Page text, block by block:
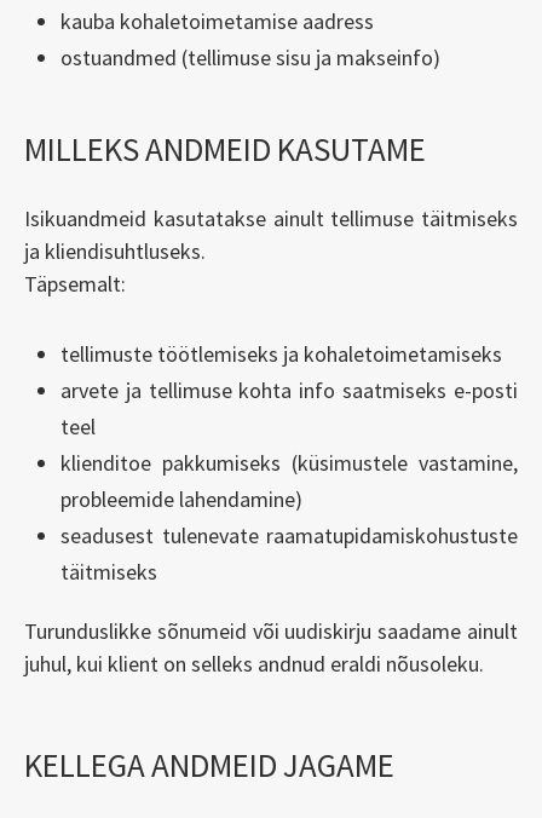
kauba kohaletoimetamise aadress
ostuandmed (tellimuse sisu ja makseinfo)
MILLEKS ANDMEID KASUTAME
Isikuandmeid kasutatakse ainult tellimuse täitmiseks
ja kliendisuhtluseks.
Täpsemalt:
tellimuste töötlemiseks ja kohaletoimetamiseks
arvete ja tellimuse kohta info saatmiseks e-posti
teel
klienditoe pakkumiseks (küsimustele vastamine,
probleemide lahendamine)
seadusest tulenevate raamatupidamiskohustuste
täitmiseks
Turunduslikke sõnumeid või uudiskirju saadame ainult
juhul, kui klient on selleks andnud eraldi nõusoleku.
KELLEGA ANDMEID JAGAME